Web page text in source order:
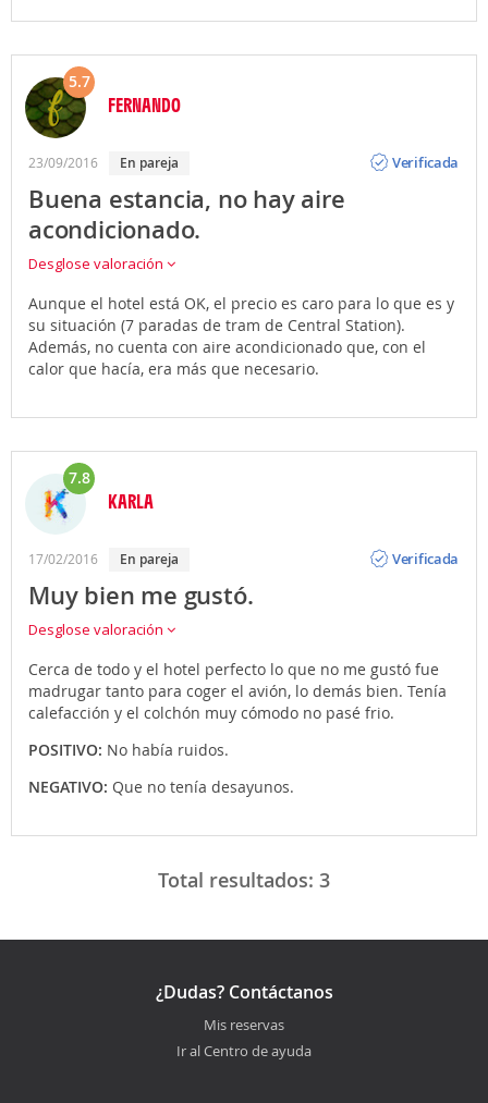
5.7
FERNANDO
23/09/2016 en pareja
Verificada
Buena estancia, no hay aire
acondicionado.
Desglose valoración
Aunque el hotel está OK, el precio es caro para lo que es y
su situación (7 paradas de tram de Central Station).
Además, no cuenta con aire acondicionado que, con el
calor que hacía, era más que necesario.
7.8
KARLA
17/02/2016 en pareja
Verificada
Muy bien me gustó.
Desglose valoración
Cerca de todo y el hotel perfecto lo que no me gustó fue
madrugar tanto para coger el avión, lo demás bien. Tenía
calefacción y el colchón muy cómodo no pasé frio.
POSITIVO: No había ruidos.
NEGATIVO: Que no tenía desayunos.
Total resultados: 3
¿Dudas? Contáctanos
Mis reservas
Ir al Centro de ayuda